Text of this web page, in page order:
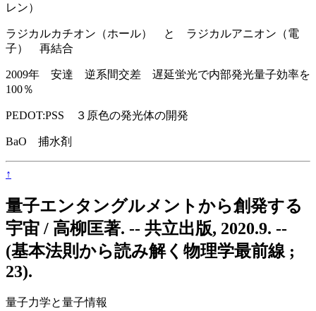
レン）
ラジカルカチオン（ホール） と ラジカルアニオン（電
子） 再結合
2009年 安達 逆系間交差 遅延蛍光で内部発光量子効率を
100％
PEDOT:PSS ３原色の発光体の開発
BaO 捕水剤
↑
量子エンタングルメントから創発する
宇宙 / 高柳匡著. -- 共立出版, 2020.9. --
(基本法則から読み解く物理学最前線 ;
23).
量子力学と量子情報